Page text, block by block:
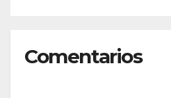
Comentarios